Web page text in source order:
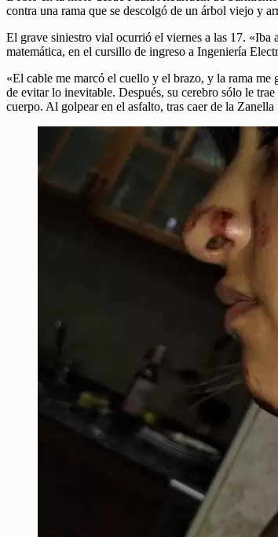
contra una rama que se descolgó de un árbol viejo y
El grave siniestro vial ocurrió el viernes a las 17. «Iba
matemática, en el cursillo de ingreso a Ingeniería
«El cable me marcó el cuello y el brazo, y la rama me
de evitar lo inevitable. Después, su cerebro sólo le
cuerpo. Al golpear en el asfalto, tras caer de la